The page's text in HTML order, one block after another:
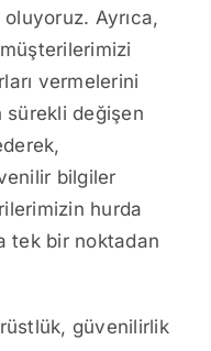
Ayrıca,
vermelerini
sürekli değişen
bilgiler
hurda
tek bir noktadan
güvenilirlik